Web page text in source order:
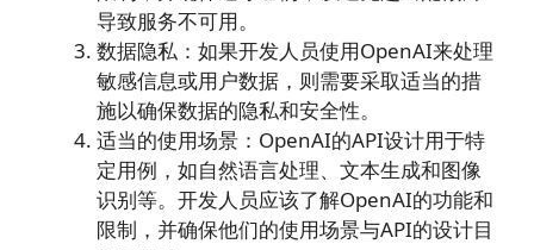
导致服务不可用。
数据隐私：如果开发人员使用OpenAI来处理
敏感信息或用户数据，则需要采取适当的措
施以确保数据的隐私和安全性。
适当的使用场景：OpenAI的API设计用于特
定用例，如自然语言处理、文本生成和图像
识别等。开发人员应该了解OpenAI的功能和
限制，并确保他们的使用场景与API的设计目